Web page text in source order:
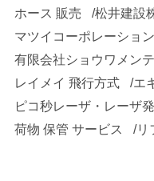
ホース 販売
松井建設
マツイコーポレーション
有限会社ショウワメン
レイメイ 飛行方式
エ
ピコ秒レーザ・レーザ
荷物 保管 サービス
リ